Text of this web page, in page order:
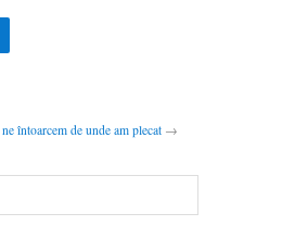
întoarcem de unde am plecat →